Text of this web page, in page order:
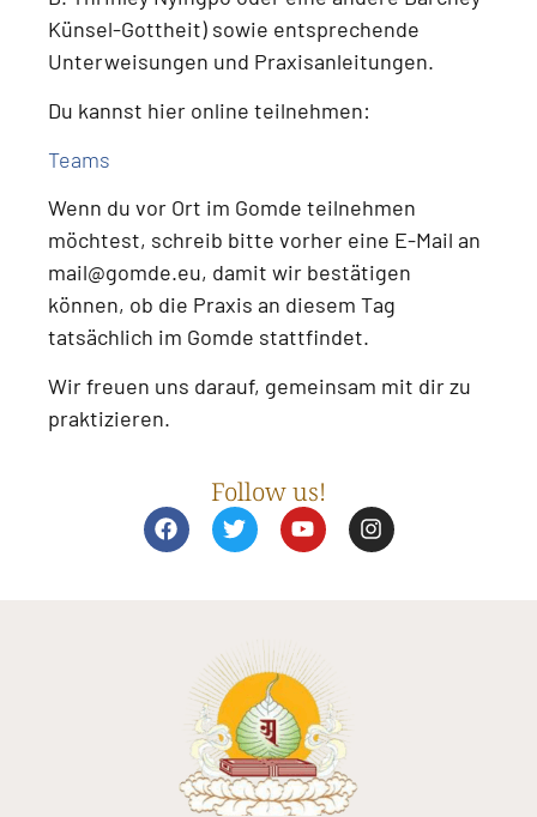
Künsel-Gottheit) sowie entsprechende
Unterweisungen und Praxisanleitungen.
Du kannst hier online teilnehmen:
Teams
Wenn du vor Ort im Gomde teilnehmen
möchtest, schreib bitte vorher eine E-Mail an
mail@gomde.eu, damit wir bestätigen
können, ob die Praxis an diesem Tag
tatsächlich im Gomde stattfindet.
Wir freuen uns darauf, gemeinsam mit dir zu
praktizieren.
Follow us!
F
a
T
w
r
Y
o
e
I
n